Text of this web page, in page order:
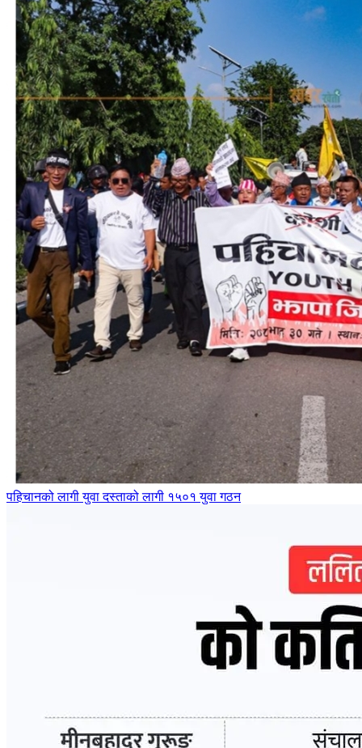
पहिचानको लागी युवा दस्ताको लागी १५०१ युवा गठन